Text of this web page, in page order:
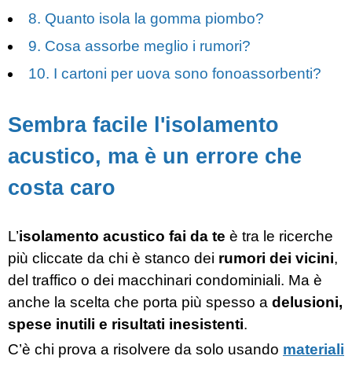
8. Quanto isola la gomma piombo?
9. Cosa assorbe meglio i rumori?
10. I cartoni per uova sono fonoassorbenti?
Sembra facile l'isolamento
acustico, ma è un errore che
costa caro
L’isolamento acustico fai da te è tra le ricerche
più cliccate da chi è stanco dei rumori dei vicini,
del traffico o dei macchinari condominiali. Ma è
anche la scelta che porta più spesso a delusioni,
spese inutili e risultati inesistenti.
C’è chi prova a risolvere da solo usando materiali